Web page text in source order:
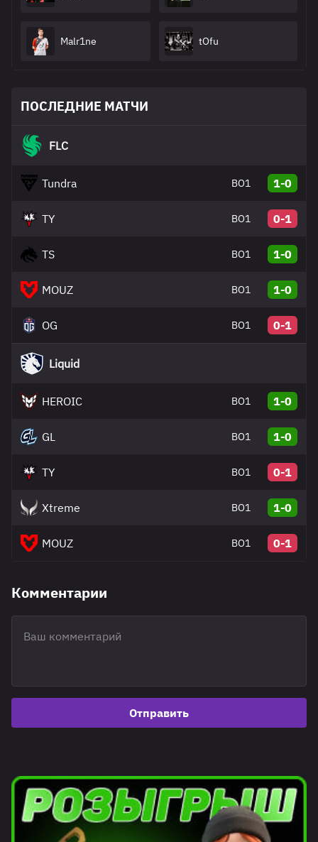
Malr1ne tOfu
ПОСЛЕДНИЕ МАТЧИ
FLC
Tundra BO1 1-0
TY BO1 0-1
TS BO1 1-0
MOUZ BO1 1-0
OG BO1 0-1
Liquid
HEROIC BO1 1-0
GL BO1 1-0
TY BO1 0-1
Xtreme BO1 1-0
MOUZ BO1 0-1
Комментарии
Отправить